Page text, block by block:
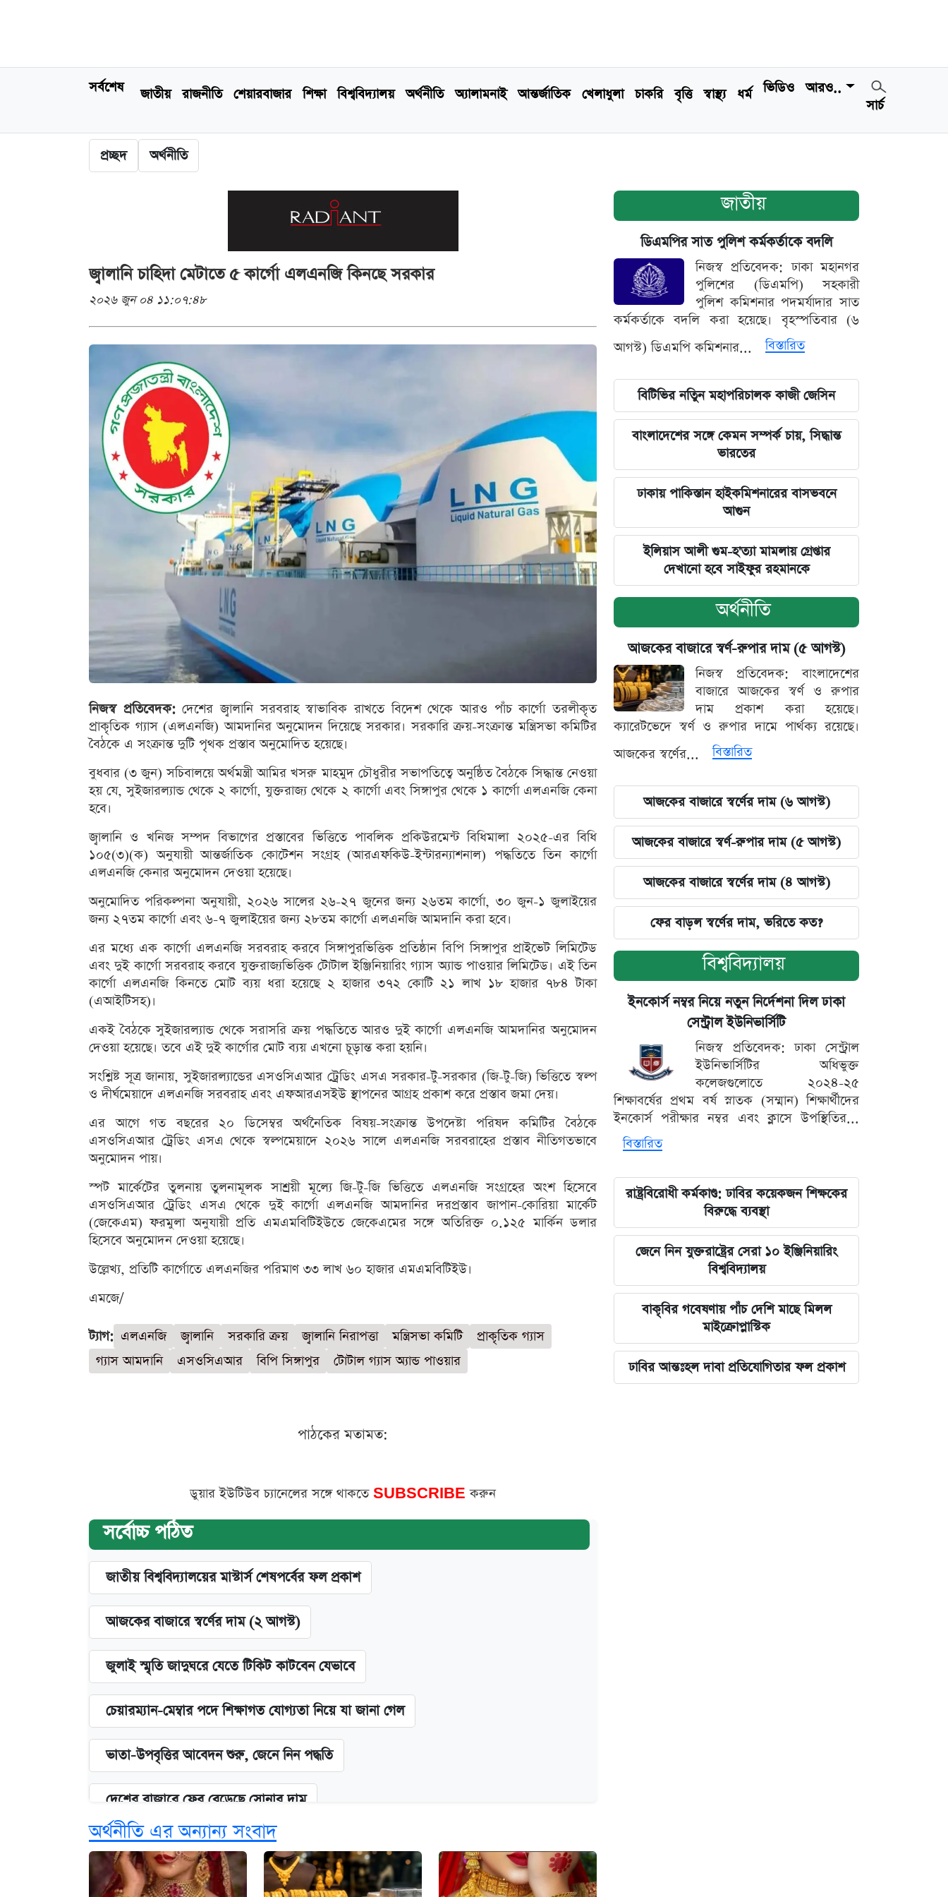
সর্বশেষ জাতীয় রাজনীতি শেয়ারবাজার শিক্ষা বিশ্ববিদ্যালয় অর্থনীতি অ্যালামনাই আন্তর্জাতিক খেলাধুলা চাকরি বৃত্তি স্বাস্থ্য ধর্ম ভিডিও
আরও..
সার্চ
প্রচ্ছদ অর্থনীতি
জ্বালানি চাহিদা মেটাতে ৫ কার্গো এলএনজি কিনছে সরকার
২০২৬ জুন ০৪ ১১:০৭:৪৮
নিজস্ব প্রতিবেদক:দেশের জ্বালানি সরবরাহ স্বাভাবিক রাখতে বিদেশ থেকে আরও পাঁচ কার্গো তরলীকৃত
প্রাকৃতিক গ্যাস (এলএনজি) আমদানির অনুমোদন দিয়েছে সরকার। সরকারি ক্রয়-সংক্রান্ত মন্ত্রিসভা কমিটির
বৈঠকে এ সংক্রান্ত দুটি পৃথক প্রস্তাব অনুমোদিত হয়েছে।
বুধবার (৩ জুন) সচিবালয়ে অর্থমন্ত্রী আমির খসরু মাহমুদ চৌধুরীর সভাপতিত্বে অনুষ্ঠিত বৈঠকে সিদ্ধান্ত নেওয়া
হয় যে, সুইজারল্যান্ড থেকে ২ কার্গো, যুক্তরাজ্য থেকে ২ কার্গো এবং সিঙ্গাপুর থেকে ১ কার্গো এলএনজি কেনা
হবে।
জ্বালানি ও খনিজ সম্পদ বিভাগের প্রস্তাবের ভিত্তিতে পাবলিক প্রকিউরমেন্ট বিধিমালা ২০২৫-এর বিধি
১০৫(৩)(ক) অনুযায়ী আন্তর্জাতিক কোটেশন সংগ্রহ (আরএফকিউ-ইন্টারন্যাশনাল) পদ্ধতিতে তিন কার্গো
এলএনজি কেনার অনুমোদন দেওয়া হয়েছে।
অনুমোদিত পরিকল্পনা অনুযায়ী, ২০২৬ সালের ২৬-২৭ জুনের জন্য ২৬তম কার্গো, ৩০ জুন-১ জুলাইয়ের
জন্য ২৭তম কার্গো এবং ৬-৭ জুলাইয়ের জন্য ২৮তম কার্গো এলএনজি আমদানি করা হবে।
এর মধ্যে এক কার্গো এলএনজি সরবরাহ করবে সিঙ্গাপুরভিত্তিক প্রতিষ্ঠান বিপি সিঙ্গাপুর প্রাইভেট লিমিটেড
এবং দুই কার্গো সরবরাহ করবে যুক্তরাজ্যভিত্তিক টোটাল ইঞ্জিনিয়ারিং গ্যাস অ্যান্ড পাওয়ার লিমিটেড। এই তিন
কার্গো এলএনজি কিনতে মোট ব্যয় ধরা হয়েছে ২ হাজার ৩৭২ কোটি ২১ লাখ ১৮ হাজার ৭৮৪ টাকা
(এআইটিসহ)।
একই বৈঠকে সুইজারল্যান্ড থেকে সরাসরি ক্রয় পদ্ধতিতে আরও দুই কার্গো এলএনজি আমদানির অনুমোদন
দেওয়া হয়েছে। তবে এই দুই কার্গোর মোট ব্যয় এখনো চূড়ান্ত করা হয়নি।
সংশ্লিষ্ট সূত্র জানায়, সুইজারল্যান্ডের এসওসিএআর ট্রেডিং এসএ সরকার-টু-সরকার (জি-টু-জি) ভিত্তিতে স্বল্প
ও দীর্ঘমেয়াদে এলএনজি সরবরাহ এবং এফআরএসইউ স্থাপনের আগ্রহ প্রকাশ করে প্রস্তাব জমা দেয়।
এর আগে গত বছরের ২০ ডিসেম্বর অর্থনৈতিক বিষয়-সংক্রান্ত উপদেষ্টা পরিষদ কমিটির বৈঠকে
এসওসিএআর ট্রেডিং এসএ থেকে স্বল্পমেয়াদে ২০২৬ সালে এলএনজি সরবরাহের প্রস্তাব নীতিগতভাবে
অনুমোদন পায়।
স্পট মার্কেটের তুলনায় তুলনামূলক সাশ্রয়ী মূল্যে জি-টু-জি ভিত্তিতে এলএনজি সংগ্রহের অংশ হিসেবে
এসওসিএআর ট্রেডিং এসএ থেকে দুই কার্গো এলএনজি আমদানির দরপ্রস্তাব জাপান-কোরিয়া মার্কেট
(জেকেএম) ফরমুলা অনুযায়ী প্রতি এমএমবিটিইউতে জেকেএমের সঙ্গে অতিরিক্ত ০.১২৫ মার্কিন ডলার
হিসেবে অনুমোদন দেওয়া হয়েছে।
উল্লেখ্য, প্রতিটি কার্গোতে এলএনজির পরিমাণ ৩৩ লাখ ৬০ হাজার এমএমবিটিইউ।
এমজে/
ট্যাগ: এলএনজি জ্বালানি সরকারি ক্রয় জ্বালানি নিরাপত্তা মন্ত্রিসভা কমিটি
প্রাকৃতিক গ্যাস
গ্যাস আমদানি
এসওসিএআর বিপি সিঙ্গাপুর টোটাল গ্যাস অ্যান্ড পাওয়ার
পাঠকের মতামত:
ডুয়ার ইউটিউব চ্যানেলের সঙ্গে থাকতে SUBSCRIBEকরুন
সর্বোচ্চ পঠিত
জাতীয় বিশ্ববিদ্যালয়ের মাস্টার্স শেষপর্বের ফল প্রকাশ
আজকের বাজারে স্বর্ণের দাম (২ আগস্ট)
জুলাই স্মৃতি জাদুঘরে যেতে টিকিট কাটবেন যেভাবে
চেয়ারম্যান-মেম্বার পদে শিক্ষাগত যোগ্যতা নিয়ে যা জানা গেল
ভাতা-উপবৃত্তির আবেদন শুরু, জেনে নিন পদ্ধতি
দেশের বাজারে ফের বেড়েছে সোনার দাম
‘গুলশানের চামেলি’ তে যৌনকর্মীর দালাল অ্যাডলফ খান
আজ শুক্রবার রাজধানীর যেসব মার্কেট-দোকানপাট বন্ধ
অর্থনীতি এর অন্যান্য সংবাদ
জাতীয়
ডিএমপির সাত পুলিশ কর্মকর্তাকে বদলি
নিজস্ব প্রতিবেদক: ঢাকা মহানগর
পুলিশের (ডিএমপি) সহকারী
পুলিশ কমিশনার পদমর্যাদার সাত
কর্মকর্তাকে বদলি করা হয়েছে। বৃহস্পতিবার (৬
আগস্ট) ডিএমপি কমিশনার...
বিস্তারিত
বিটিভির নতিুন মহাপরিচালক কাজী জেসিন
বাংলাদেশের সঙ্গে কেমন সম্পর্ক চায়, সিদ্ধান্ত
ভারতের
ঢাকায় পাকিস্তান হাইকমিশনারের বাসভবনে
আগুন
ইলিয়াস আলী গুম-হ'ত্যা মামলায় গ্রেপ্তার
দেখানো হবে সাইফুর রহমানকে
অর্থনীতি
আজকের বাজারে স্বর্ণ-রুপার দাম (৫ আগস্ট)
নিজস্ব প্রতিবেদক: বাংলাদেশের
বাজারে আজকের স্বর্ণ ও রুপার
দাম প্রকাশ করা হয়েছে।
ক্যারেটভেদে স্বর্ণ ও রুপার দামে পার্থক্য রয়েছে।
আজকের স্বর্ণের...
বিস্তারিত
আজকের বাজারে স্বর্ণের দাম (৬ আগস্ট)
আজকের বাজারে স্বর্ণ-রুপার দাম (৫ আগস্ট)
আজকের বাজারে স্বর্ণের দাম (৪ আগস্ট)
ফের বাড়ল স্বর্ণের দাম, ভরিতে কত?
বিশ্ববিদ্যালয়
ইনকোর্স নম্বর নিয়ে নতুন নির্দেশনা দিল ঢাকা
সেন্ট্রাল ইউনিভার্সিটি
নিজস্ব প্রতিবেদক: ঢাকা সেন্ট্রাল
ইউনিভার্সিটির অধিভুক্ত
কলেজগুলোতে ২০২৪-২৫
শিক্ষাবর্ষের প্রথম বর্ষ স্নাতক (সম্মান) শিক্ষার্থীদের
ইনকোর্স পরীক্ষার নম্বর এবং ক্লাসে উপস্থিতির...
বিস্তারিত
রাষ্ট্রবিরোধী কর্মকাণ্ড: ঢাবির কয়েকজন শিক্ষকের
বিরুদ্ধে ব্যবস্থা
জেনে নিন যুক্তরাষ্ট্রের সেরা ১০ ইঞ্জিনিয়ারিং
বিশ্ববিদ্যালয়
বাকৃবির গবেষণায় পাঁচ দেশি মাছে মিলল
মাইক্রোপ্লাস্টিক
ঢাবির আন্তঃহল দাবা প্রতিযোগিতার ফল প্রকাশ